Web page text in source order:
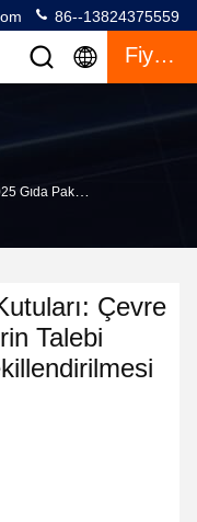
86--13824375559
Fiyat Teklifi
Endüstrinin Yeniden Şekillendirilmesi
Çevre
Talebi